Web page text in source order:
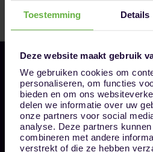
Toestemming Details
Deze website maakt gebruik
We gebruiken cookies om
personaliseren, om functies
bieden en om ons
delen we informatie over uw
onze partners voor social
analyse. Deze partners
combineren met andere
verstrekt of die ze hebben
Bel ons op 085 - 0161611
info@1box.nl
Volg ons